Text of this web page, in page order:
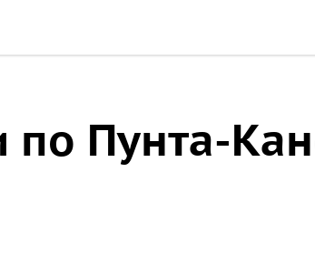
по Пунта-